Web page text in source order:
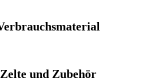
Zelte und Zubehör